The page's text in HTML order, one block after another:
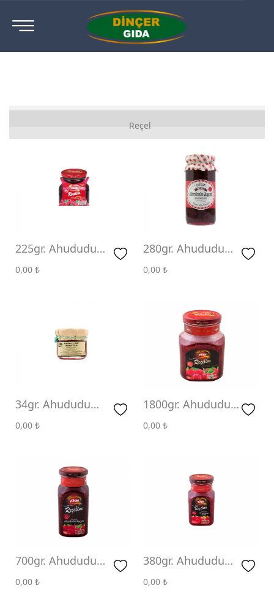
Reçel
Böğürtlen Reçeli
Çilek Reçeli
Gül Reçeli
İncir Reçeli
Şeftali Reçeli
Vişne Reçeli
225gr. Ahududu
Reçeli
0,00 ₺
280gr. Ahududu
Reçeli
0,00 ₺
34gr. Ahududu
Reçeli
0,00 ₺
1800gr. Ahududu
Reçeli
0,00 ₺
700gr. Ahududu
Reçeli
0,00 ₺
380gr. Ahududu
Reçeli
0,00 ₺